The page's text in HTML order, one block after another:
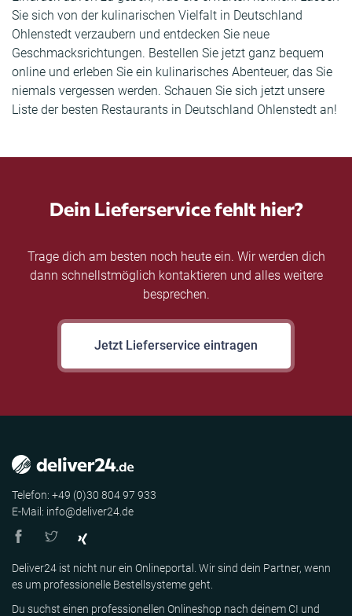
Sie sich von der kulinarischen Vielfalt in Deutschland
Ohlenstedt verzaubern und entdecken Sie neue
Geschmacksrichtungen. Bestellen Sie jetzt ganz bequem
online und erleben Sie ein kulinarisches Abenteuer, das Sie
niemals vergessen werden. Schauen Sie sich jetzt unsere
Liste der besten Restaurants in Deutschland Ohlenstedt an!
Dein Lieferservice fehlt hier?
Trage dich am besten noch heute ein. Wir werden dich
dann schnellstmöglich kontaktieren und alles weitere
besprechen.
Jetzt Lieferservice eintragen
Telefon: +49 (0)30 804 97 933
E-Mail: info@deliver24.de
Deliver24 ist nicht nur ein Onlineportal. Wir sind dein Partner, wenn
es um professionelle Bestellsysteme geht.
Du suchst einen professionellen Onlineshop nach deinem CI und